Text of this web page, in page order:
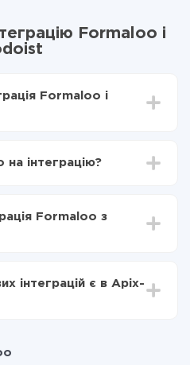
Formaloo і
Formaloo і
з Formaloo в
передаватися з
на інтеграцію?
хвилин. У середньому
хвилин.
Formaloo з
даних, які за фактом
системи в іншу через
про
інтеграцій є в Apix-